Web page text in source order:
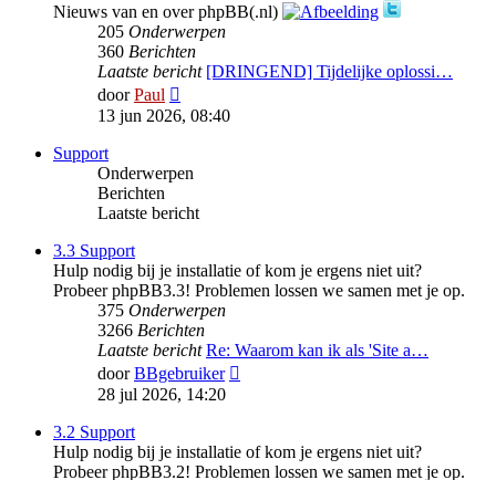
Nieuws van en over phpBB(.nl)
205 Onderwerpen
360 Berichten
Laatste bericht [DRINGEND] Tijdelijke oplossi…
doorPaul
laatste
bericht
13 jun 2026, 08:40
Support
Onderwerpen
Berichten
Laatste bericht
3.3 Support
Hulp nodig bij je installatie of kom je ergens niet uit?
Probeer phpBB3.3! Problemen lossen we samen met je op.
375 Onderwerpen
3266 Berichten
Laatste bericht Re: Waarom kan ik als 'Site a…
doorBBgebruiker
28 jul 2026, 14:20
3.2 Support
Hulp nodig bij je installatie of kom je ergens niet uit?
Probeer phpBB3.2! Problemen lossen we samen met je op.